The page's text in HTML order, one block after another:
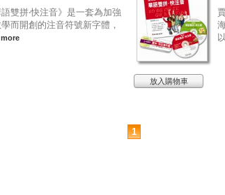
雙拼‧快注音》是一套為加強
而開創的注音符號新字體，
more
放入購物車
1